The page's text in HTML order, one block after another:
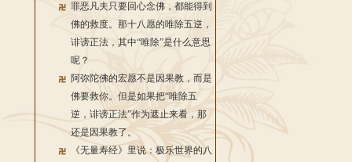
罪恶凡夫只要回心念佛，都能得到
佛的救度。那十八愿的唯除五逆，
诽谤正法，其中“唯除”是什么意思
呢？
阿弥陀佛的宏愿不是因果教，而是
佛要救你。但是如果把“唯除五
逆，诽谤正法”作为遮止来看，那
还是因果教了。
《无量寿经》里说：极乐世界的八